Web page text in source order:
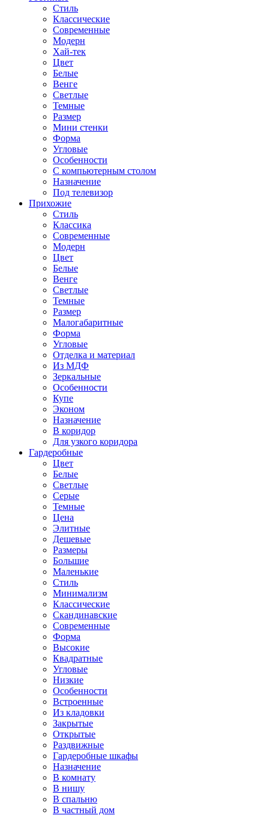
Стиль
Классические
Современные
Модерн
Хай-тек
Цвет
Белые
Венге
Светлые
Темные
Размер
Мини стенки
Форма
Угловые
Особенности
С компьютерным столом
Назначение
Под телевизор
Прихожие
Стиль
Классика
Современные
Модерн
Цвет
Белые
Венге
Светлые
Темные
Размер
Малогабаритные
Форма
Угловые
Отделка и материал
Из МДФ
Зеркальные
Особенности
Купе
Эконом
Назначение
В коридор
Для узкого коридора
Гардеробные
Цвет
Белые
Светлые
Серые
Темные
Цена
Элитные
Дешевые
Размеры
Большие
Маленькие
Стиль
Минимализм
Классические
Скандинавские
Современные
Форма
Высокие
Квадратные
Угловые
Низкие
Особенности
Встроенные
Из кладовки
Закрытые
Открытые
Раздвижные
Гардеробные шкафы
Назначение
В комнату
В нишу
В спальню
В частный дом